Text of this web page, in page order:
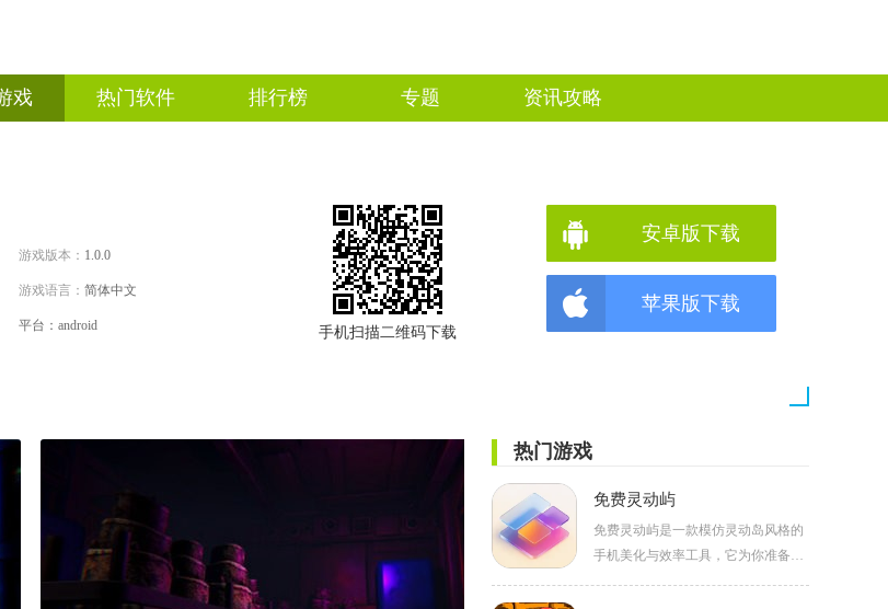
戏 热门软件 排行榜 专题 资讯攻略
游戏版本： 1.0.0
游戏语言： 简体中文
平台：android 手机扫描二维码下载
安卓版下载
苹果版下载
热门游戏
免费灵动屿
免费灵动屿是一款模仿灵动岛风格的
手机美化与效率工具，它为你准备了